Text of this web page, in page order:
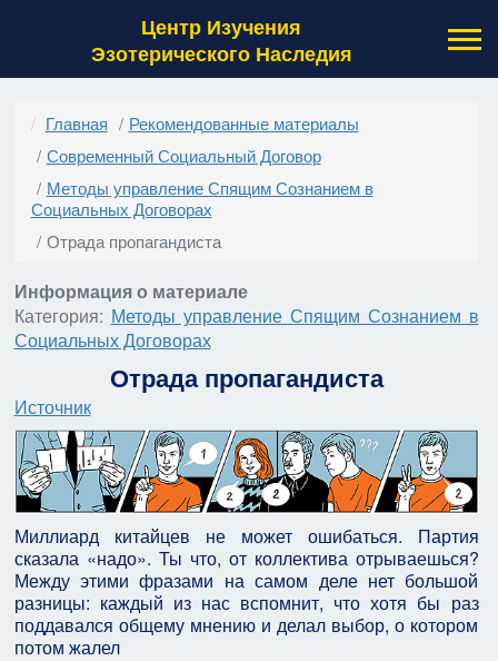
Центр Изучения
Эзотерического Наследия
Главная
Рекомендованные материалы
Современный Социальный Договор
Методы управление Спящим Сознанием в
Социальных Договорах
Отрада пропагандиста
Информация о материале
Категория: Методы управление Спящим Сознанием в
Социальных Договорах
Отрада пропагандиста
Источник
Миллиард китайцев не может ошибаться. Партия
сказала «надо». Ты что, от коллектива отрываешься?
Между этими фразами на самом деле нет большой
разницы: каждый из нас вспомнит, что хотя бы раз
поддавался общему мнению и делал выбор, о котором
потом жалел